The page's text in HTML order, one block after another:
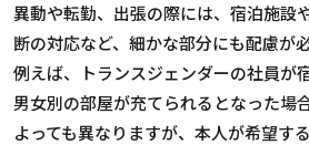
異動や転勤、出張の際には、宿泊施設
断の対応など、細かな部分にも配慮が必
例えば、トランスジェンダーの社員が
男女別の部屋が充てられるとなった場
よっても異なりますが、本人が希望す